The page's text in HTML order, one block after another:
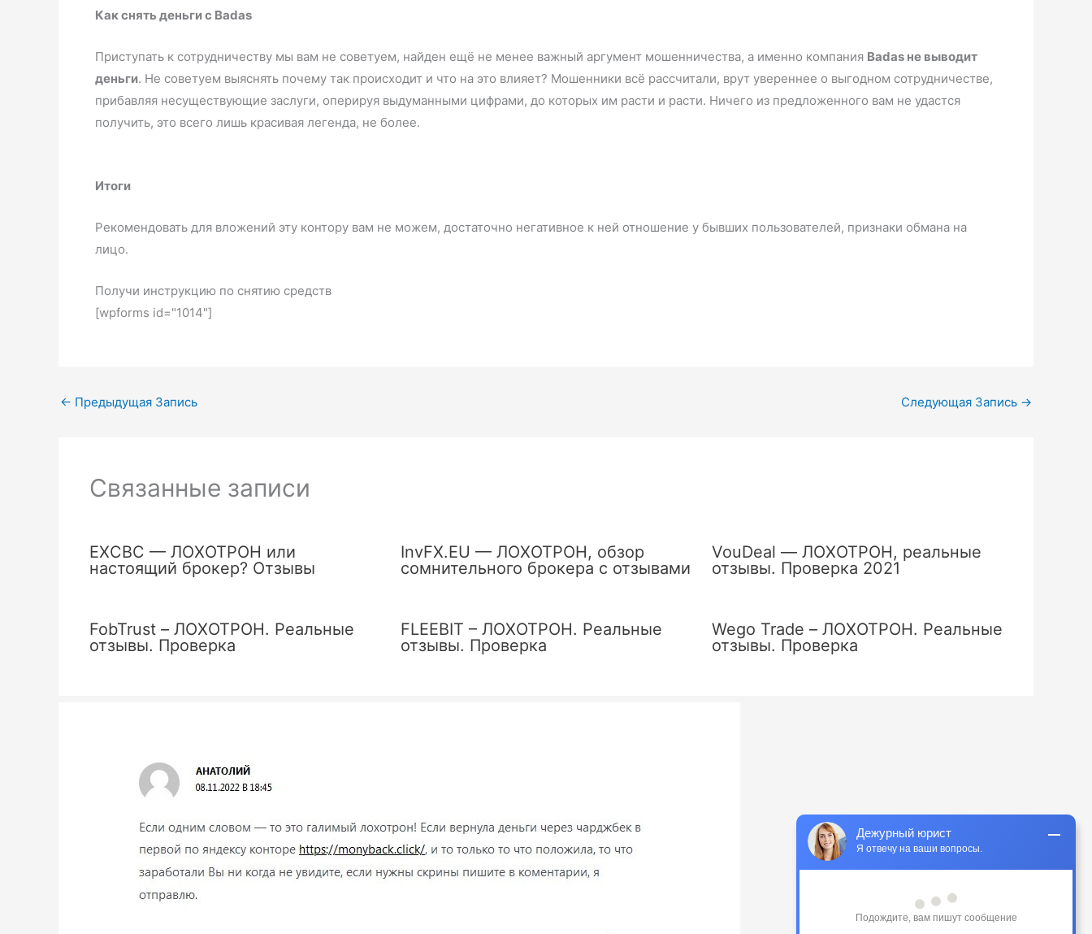
Как снять деньги с Badas
Приступать к сотрудничеству мы вам не советуем, найден ещё не менее важный аргумент мошенничества, а именно компания Badas не выводит
деньги. Не советуем выяснять почему так происходит и что на это влияет? Мошенники всё рассчитали, врут увереннее о выгодном сотрудничестве,
прибавляя несуществующие заслуги, оперируя выдуманными цифрами, до которых им расти и расти. Ничего из предложенного вам не удастся
получить, это всего лишь красивая легенда, не более.
Итоги
Рекомендовать для вложений эту контору вам не можем, достаточно негативное к ней отношение у бывших пользователей, признаки обмана на
лицо.
Получи инструкцию по снятию средств
[wpforms id="1014"]
← Предыдущая Запись Следующая Запись →
Связанные записи
EXCBC — ЛОХОТРОН или
настоящий брокер? Отзывы
InvFX.EU — ЛОХОТРОН, обзор
сомнительного брокера с отзывами
VouDeal — ЛОХОТРОН, реальные
отзывы. Проверка 2021
FobTrust – ЛОХОТРОН. Реальные
отзывы. Проверка
FLEEBIT – ЛОХОТРОН. Реальные
отзывы. Проверка
Wego Trade – ЛОХОТРОН. Реальные
отзывы. Проверка
Дежурный юрист
Я отвечу на ваши вопросы.
Здравствуйте! У вас есть вопрос или
вам нужна помощь?